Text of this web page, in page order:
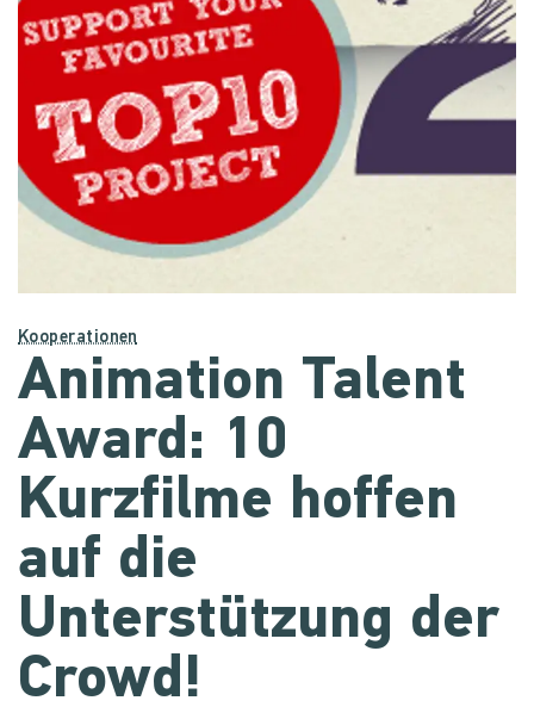
Kooperationen
Animation Talent
Award: 10
Kurzfilme hoffen
auf die
Unterstützung der
Crowd!